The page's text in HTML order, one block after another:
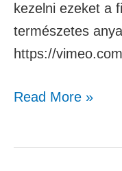
kezelni ezeket a
természetes
https://
Read More »